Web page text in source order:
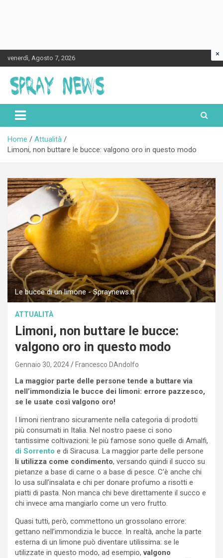
to
content
venerdì, Agosto 7, 2026
Spraynews.it
Home
Attualità
Limoni, non buttare le bucce: valgono oro in questo modo
Le bucce di un limone - Spraynews.it
ATTUALITÀ
Limoni, non buttare le bucce:
valgono oro in questo modo
Gennaio 30, 2024 Francesco DAndolfo
La maggior parte delle persone tende a buttare via
nell’immondizia le bucce dei limoni: errore pazzesco,
se le usate così valgono oro!
I limoni rientrano sicuramente nella categoria di prodotti
più consumati in Italia. Nel nostro paese ci sono
tantissime coltivazioni: le più famose sono quelle di Amalfi,
di Sorrento e di Siracusa. La maggior parte delle persone
li utilizza come condimento, versando quindi il succo su
pietanze a base di carne o a base di pesce. C’è anche chi
lo usa sull’insalata e chi per donare profumo a risotti e
piatti di pasta. Non manca chi beve direttamente il succo e
chi invece ama mangiarlo come un vero frutto.
Quasi tutti, però, commettono un grossolano errore:
gettano nell’immondizia le bucce. In realtà, anche la parte
esterna di un limone può diventare utilissima: se le
utilizzate in questo modo, ad esempio,valgono
×